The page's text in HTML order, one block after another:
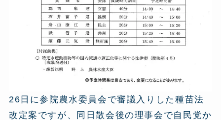
26日に参院農水委員会で審議入りした種苗法
改定案ですが、同日散会後の理事会で自民党か